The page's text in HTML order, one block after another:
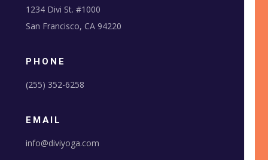
1234 Divi St. #1000
San Francisco, CA 94220
PHONE
(255) 352-6258
EMAIL
info@diviyoga.com